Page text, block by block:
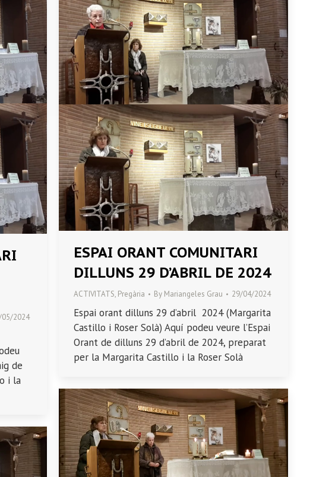
05/2024
de
i la
ESPAI ORANT COMUNITARI
DILLUNS 29 D’ABRIL DE 2024
ACTIVITATS, Pregària By Mariangeles Grau 29/04/2024
Espai orant dilluns 29 d’abril 2024 (Margarita
Castillo i Roser Solà) Aquí podeu veure l’Espai
Orant de dilluns 29 d’abril de 2024, preparat
per la Margarita Castillo i la Roser Solà